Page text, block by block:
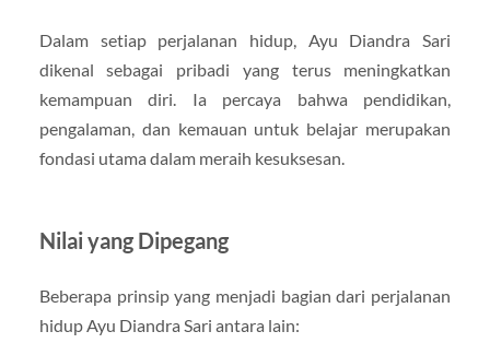
Dalam setiap perjalanan hidup, Ayu Diandra Sari
dikenal sebagai pribadi yang terus meningkatkan
kemampuan diri. Ia percaya bahwa pendidikan,
pengalaman, dan kemauan untuk belajar merupakan
fondasi utama dalam meraih kesuksesan.
Nilai yang Dipegang
Beberapa prinsip yang menjadi bagian dari perjalanan
hidup Ayu Diandra Sari antara lain: